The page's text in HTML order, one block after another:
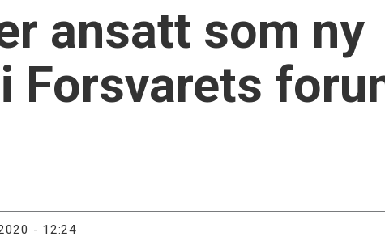
ansatt som ny
- 12:24